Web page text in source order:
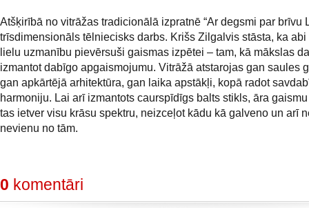
Atšķirībā no vitrāžas tradicionālā izpratnē “Ar degsmi par brīvu
trīsdimensionāls tēlniecisks darbs. Krišs Zilgalvis stāsta, ka abi
lielu uzmanību pievērsuši gaismas izpētei – tam, kā mākslas
izmantot dabīgo apgaismojumu. Vitrāžā atstarojas gan saules
gan apkārtējā arhitektūra, gan laika apstākļi, kopā radot
harmoniju. Lai arī izmantots caurspīdīgs balts stikls, āra
tas ietver visu krāsu spektru, neizceļot kādu kā galveno un arī
nevienu no tām.
0 komentāri